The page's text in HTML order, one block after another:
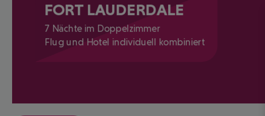
FORT LAUDERDALE
7 Nächte im Doppelzimmer
Flug und Hotel individuell kombiniert